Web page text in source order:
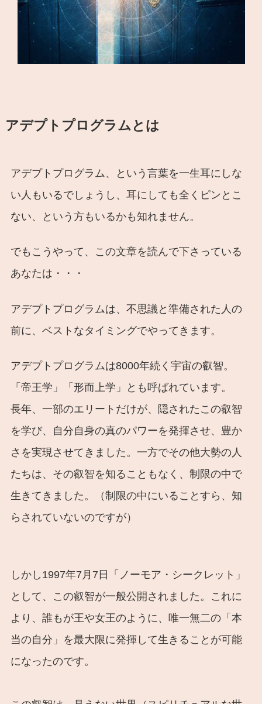
アデプトプログラムとは
アデプトプログラム、という言葉を一生耳にしな
い人もいるでしょうし、耳にしても全くピンとこ
ない、という方もいるかも知れません。
でもこうやって、この文章を読んで下さっている
あなたは・・・
アデプトプログラムは、不思議と準備された人の
前に、ベストなタイミングでやってきます。
アデプトプログラムは8000年続く宇宙の叡智。
「帝王学」「形而上学」とも呼ばれています。
長年、一部のエリートだけが、隠されたこの叡智
を学び、自分自身の真のパワーを発揮させ、豊か
さを実現させてきました。一方でその他大勢の人
たちは、その叡智を知ることもなく、制限の中で
生きてきました。（制限の中にいることすら、知
らされていないのですが）
しかし1997年7月7日「ノーモア・シークレット」
として、この叡智が一般公開されました。これに
より、誰もが王や女王のように、唯一無二の「本
当の自分」を最大限に発揮して生きることが可能
になったのです。